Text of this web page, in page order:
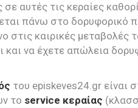
αυτές τις κεραίες
πάνω στο δορυφορικό
στις καιρικές μεταβολές
και να έχετε απώλεια
του episkeves24.gr είναι
το service κεραίας